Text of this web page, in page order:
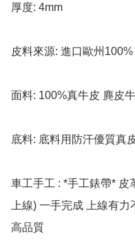
厚度: 4mm
皮料來源: 進口歐州
面料: 100%真牛皮 麂皮
底料: 底料用防汗優質真
車工手工 : *手工錶帶* 皮
上線) 一手完成 上線有
高品質